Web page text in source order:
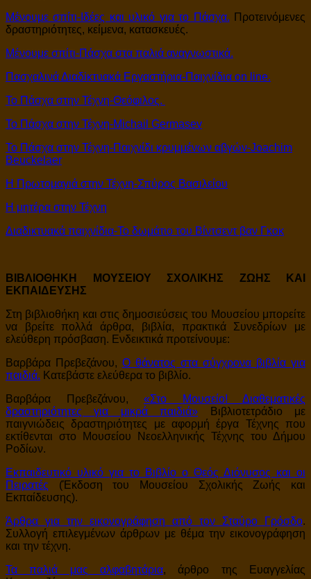
Μένουμε σπίτι-Ιδέες και υλικό για το Πάσχα. Προτεινόμενες
δραστηριότητες, κείμενα, κατασκευές.
Μένουμε σπίτι-Πάσχα στα παλιά αναγνωστικά.
Πασχαλινά Διαδiκτυακά Εργαστήρια-Παιχνίδια on line.
Το Πάσχα στην Τέχνη-Θεόφιλος.
Το Πάσχα στην Τέχνη-Michail Germasev
Το Πάσχα στην Τέχνη-Παιχνίδι κρυμμένων αβγών-Joachim
Beuckelaer
Η Πρωτομαγιά στην Τέχνη-Σπύρος Βασιλείου
Η μητέρα στην Τέχνη
Διαδικτυακά παιχνίδια-Το δωμάτιο του Βίντσεντ βαν Γκοκ
ΒΙΒΛΙΟΘΗΚΗ ΜΟΥΣΕΙΟΥ ΣΧΟΛΙΚΗΣ ΖΩΗΣ ΚΑΙ
ΕΚΠΑΙΔΕΥΣΗΣ
Στη βιβλιοθήκη και στις δημοσιεύσεις του Μουσείου μπορείτε
να βρείτε πολλά άρθρα, βιβλία, πρακτικά Συνεδρίων με
ελεύθερη πρόσβαση. Ενδεικτικά προτείνουμε:
Βαρβάρα Πρεβεζάνου, Ο θάνατος στα σύγχρονα βιβλία για
παιδιά. Κατεβάστε ελεύθερα το βιβλίο.
Βαρβάρα Πρεβεζάνου, «Στο Μουσείο! Διαθεματικές
δραστηριότητες για μικρά παιδιά» Βιβλιοτετράδιο με
παιγνιώδεις δραστηριότητες με αφορμή έργα Τέχνης που
εκτίθενται στο Μουσείου Νεοελληνικής Τέχνης του Δήμου
Ροδίων.
Εκπαιδευτικό υλικό για το Βιβλίο ο Θεός Διόνυσος και οι
Πειρατές (Έκδοση του Μουσείου Σχολικής Ζωής και
Εκπαίδευσης).
Άρθρα για την εικονογράφηση από τον Σταύρο Γρόσδο.
Συλλογή επιλεγμένων άρθρων με θέμα την εικονογράφηση
και την τέχνη.
Τα παλιά μας αλφαβητάρια, άρθρο της Ευαγγελίας